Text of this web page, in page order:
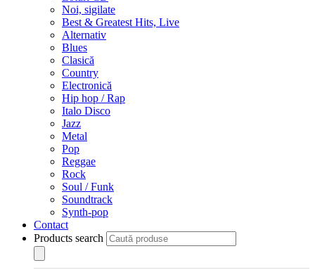
Noi, sigilate
Best & Greatest Hits, Live
Alternativ
Blues
Clasică
Country
Electronică
Hip hop / Rap
Italo Disco
Jazz
Metal
Pop
Reggae
Rock
Soul / Funk
Soundtrack
Synth-pop
Contact
Products search